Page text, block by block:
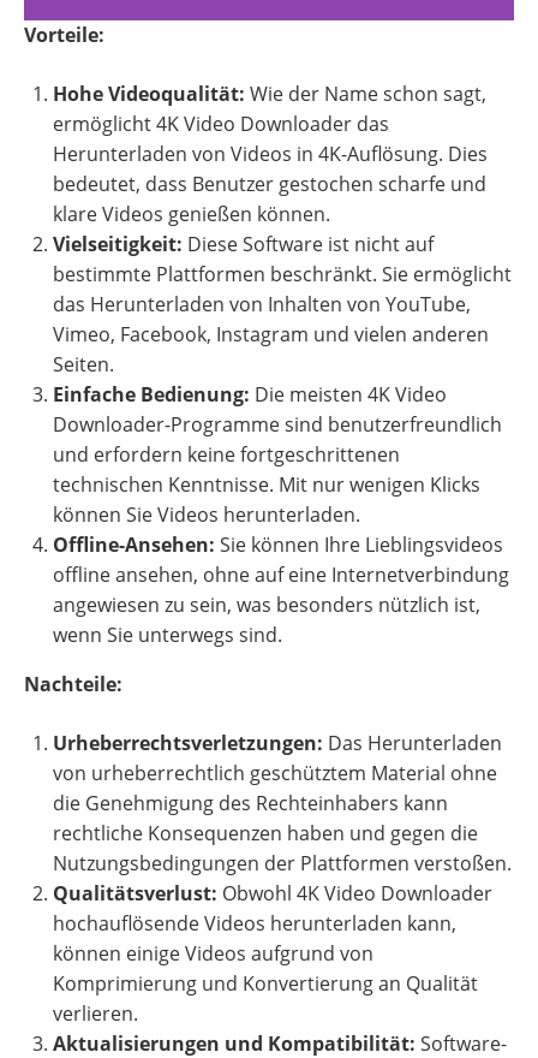
Vorteile:
Hohe Videoqualität: Wie der Name schon sagt,
ermöglicht 4K Video Downloader das
Herunterladen von Videos in 4K-Auflösung. Dies
bedeutet, dass Benutzer gestochen scharfe und
klare Videos genießen können.
Vielseitigkeit: Diese Software ist nicht auf
bestimmte Plattformen beschränkt. Sie ermöglicht
das Herunterladen von Inhalten von YouTube,
Vimeo, Facebook, Instagram und vielen anderen
Seiten.
Einfache Bedienung: Die meisten 4K Video
Downloader-Programme sind benutzerfreundlich
und erfordern keine fortgeschrittenen
technischen Kenntnisse. Mit nur wenigen Klicks
können Sie Videos herunterladen.
Offline-Ansehen: Sie können Ihre Lieblingsvideos
offline ansehen, ohne auf eine Internetverbindung
angewiesen zu sein, was besonders nützlich ist,
wenn Sie unterwegs sind.
Nachteile:
Urheberrechtsverletzungen: Das Herunterladen
von urheberrechtlich geschütztem Material ohne
die Genehmigung des Rechteinhabers kann
rechtliche Konsequenzen haben und gegen die
Nutzungsbedingungen der Plattformen verstoßen.
Qualitätsverlust: Obwohl 4K Video Downloader
hochauflösende Videos herunterladen kann,
können einige Videos aufgrund von
Komprimierung und Konvertierung an Qualität
verlieren.
Aktualisierungen und Kompatibilität: Software-